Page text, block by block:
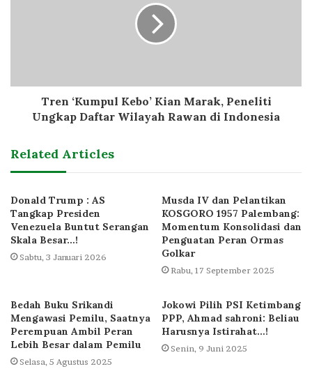
Tren ‘Kumpul Kebo’ Kian Marak, Peneliti
Ungkap Daftar Wilayah Rawan di Indonesia
Related Articles
Donald Trump : AS
Tangkap Presiden
Venezuela Buntut Serangan
Skala Besar…!
Sabtu, 3 Januari 2026
Musda IV dan Pelantikan
KOSGORO 1957 Palembang:
Momentum Konsolidasi dan
Penguatan Peran Ormas
Golkar
Rabu, 17 September 2025
Bedah Buku Srikandi
Mengawasi Pemilu, Saatnya
Perempuan Ambil Peran
Lebih Besar dalam Pemilu
Selasa, 5 Agustus 2025
Jokowi Pilih PSI Ketimbang
PPP, Ahmad sahroni: Beliau
Harusnya Istirahat…!
Senin, 9 Juni 2025